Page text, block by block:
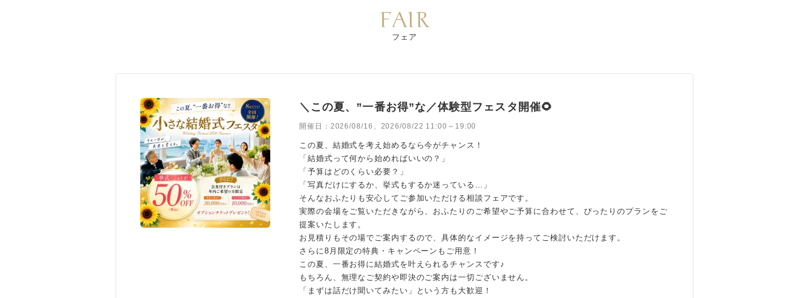
FAIR
フェア
＼この夏、”一番お得”な／体験型フェスタ開催🌻
開催日： 2026/08/16、2026/08/22 11:00～19:00
この夏、結婚式を考え始めるなら今がチャンス！
「結婚式って何から始めればいいの？」
「予算はどのくらい必要？」
「写真だけにするか、挙式もするか迷っている…」
そんなおふたりも安心してご参加いただける相談フェアです。
実際の会場をご覧いただきながら、おふたりのご希望やご予算に合わせて、ぴったりのプランをご
提案いたします。
お見積りもその場でご案内するので、具体的なイメージを持ってご検討いただけます。
さらに8月限定の特典・キャンペーンもご用意！
この夏、一番お得に結婚式を叶えられるチャンスです♪
もちろん、無理なご契約や即決のご案内は一切ございません。
「まずは話だけ聞いてみたい」という方も大歓迎！